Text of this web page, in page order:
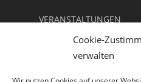
Cookie-
verwalten
VERANSTALTUNGEN
NEWSLETTER/ KONTAKT